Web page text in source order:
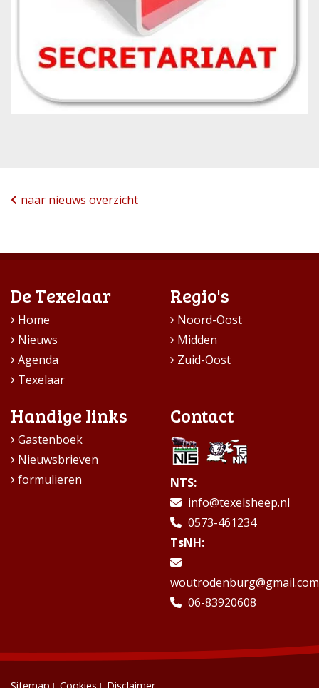
naar nieuws overzicht
De Texelaar
Home
Nieuws
Agenda
Texelaar
Regio's
Noord-Oost
Midden
Zuid-Oost
Handige links
Gastenboek
Nieuwsbrieven
formulieren
Contact
NTS:
info@texelsheep.nl
0573-461234
TsNH:
woutrodenburg@gmail.com
06-83920608